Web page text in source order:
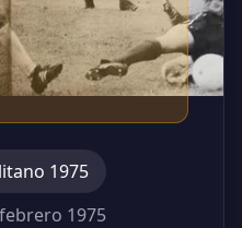
1975
1975